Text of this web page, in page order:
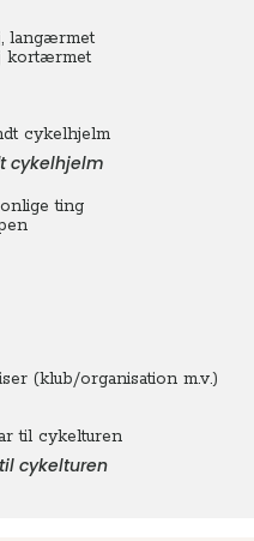
langærmet
kortærmet
cykelhjelm
ting
(klub/organisation m.v.)
cykelturen